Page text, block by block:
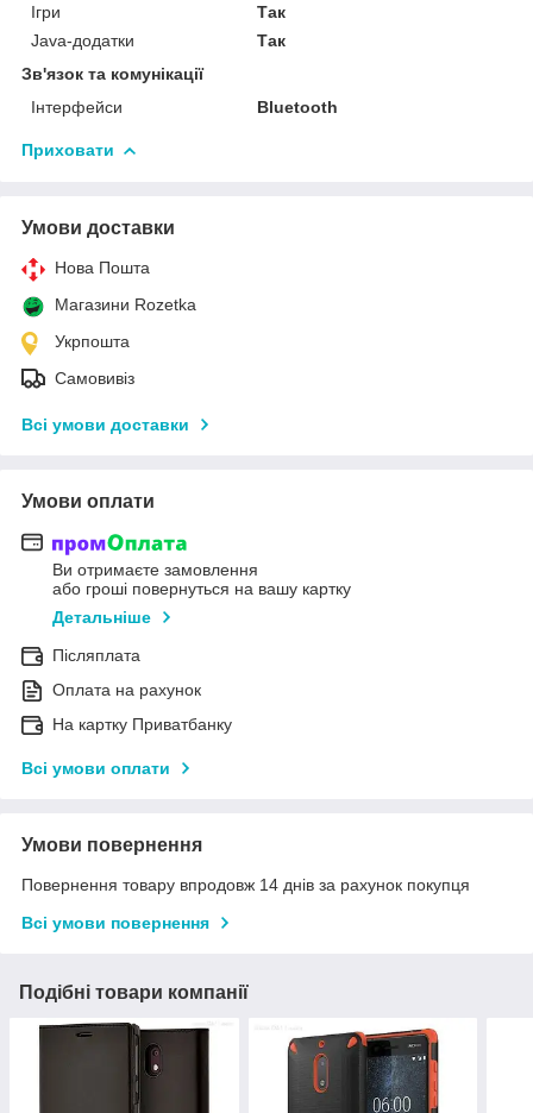
Ігри
Так
Java-додатки
Так
Зв'язок та комунікації
Інтерфейси
Bluetooth
Приховати
Умови доставки
Нова Пошта
Магазини Rozetka
Укрпошта
Самовивіз
Всі умови доставки
Умови оплати
Ви отримаєте замовлення
або гроші повернуться на вашу картку
Детальніше
Післяплата
Оплата на рахунок
На картку Приватбанку
Всі умови оплати
Умови повернення
Повернення товару впродовж 14 днів за рахунок покупця
Всі умови повернення
Подібні товари компанії